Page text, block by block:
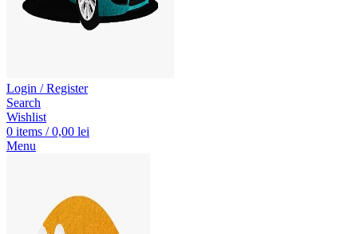
Login / Register
Search
Wishlist
0 items / 0,00 lei
Menu